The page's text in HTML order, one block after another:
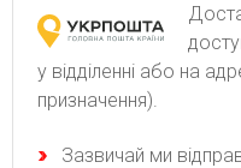
у відділенні або на
призначення).
Зaзвичaй ми